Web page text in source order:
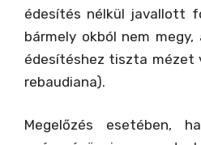
édesítés nélkül javallott
bármely okból nem
édesítéshez tiszta mézet
rebaudiana).
Megelőzés esetében,